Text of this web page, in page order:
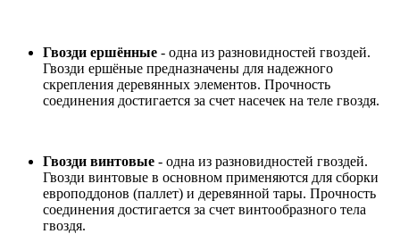
Гвозди ершённые - одна из разновидностей гвоздей.
Гвозди ершёные предназначены для надежного
скрепления деревянных элементов. Прочность
соединения достигается за счет насечек на теле гвоздя.
Гвозди винтовые - одна из разновидностей гвоздей.
Гвозди винтовые в основном применяются для сборки
европоддонов (паллет) и деревянной тары. Прочность
соединения достигается за счет винтообразного тела
гвоздя.